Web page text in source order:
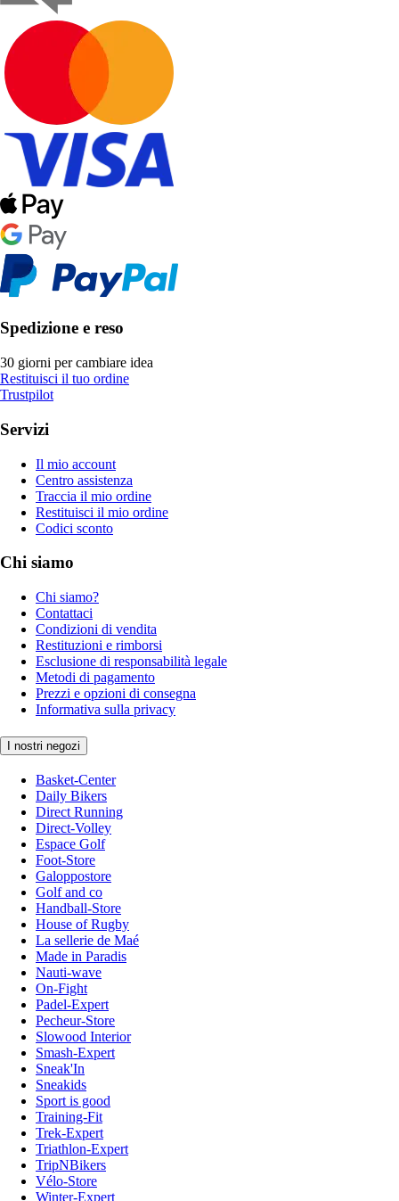
Spedizione e reso
30 giorni per cambiare idea
Restituisci il tuo ordine
Trustpilot
Servizi
Il mio account
Centro assistenza
Traccia il mio ordine
Restituisci il mio ordine
Codici sconto
Chi siamo
Chi siamo?
Contattaci
Condizioni di vendita
Restituzioni e rimborsi
Esclusione di responsabilità legale
Metodi di pagamento
Prezzi e opzioni di consegna
Informativa sulla privacy
I nostri negozi
Basket-Center
Daily Bikers
Direct Running
Direct-Volley
Espace Golf
Foot-Store
Galoppostore
Golf and co
Handball-Store
House of Rugby
La sellerie de Maé
Made in Paradis
Nauti-wave
On-Fight
Padel-Expert
Pecheur-Store
Slowood Interior
Smash-Expert
Sneak'In
Sneakids
Sport is good
Training-Fit
Trek-Expert
Triathlon-Expert
TripNBikers
Vélo-Store
Winter-Expert